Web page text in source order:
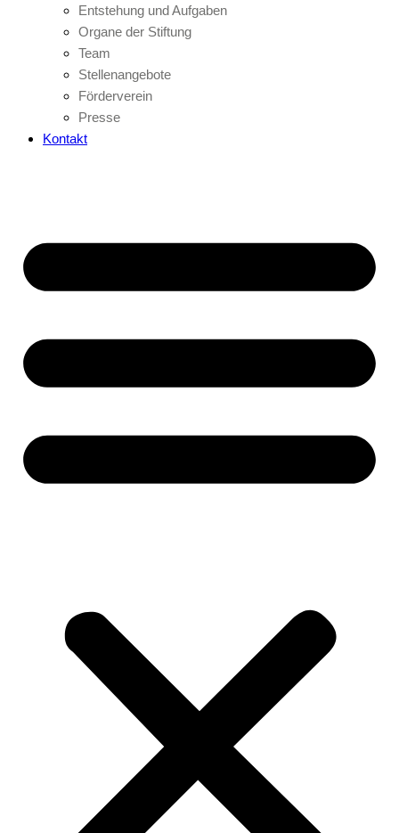
Entstehung und Aufgaben
Organe der Stiftung
Team
Stellenangebote
Förderverein
Presse
Kontakt